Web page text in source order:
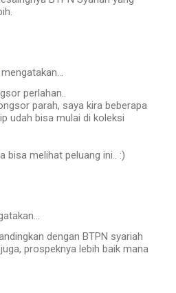
mengatakan…
perlahan..
parah, saya kira beberapa
udah bisa mulai di koleksi
bisa melihat peluang ini.. :)
dengan BTPN syariah
prospeknya lebih baik mana